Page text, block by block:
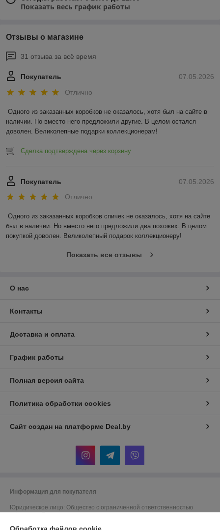
Показать весь график работы
Отзывы о магазине
31 отзыва за всё время
07.05.2026
Покупатель
Отлично
Одного из заказанных коробков не оказалось, хотя был на сайте в
наличии. Но вместо него предложили другие. В целом остался
доволен. Великолепные подарки коллекционерам!
Сделка подтверждена через корзину
07.05.2026
Покупатель
Отлично
Одного из заказанных коробков спичек не оказалось, хотя на сайте
был в наличии. Но вместо него предложили два похожих. В целом
покупкой доволен. Великолепный подарок коллекционеру!
Показать все отзывы
О нас
Контакты
Доставка и оплата
График работы
Полная версия сайта
Политика обработки cookies
Сайт создан на платформе Deal.by
Информация для покупателя
Юридическое лицо: Общество с ограниченной ответственностью
«Королева Групп»